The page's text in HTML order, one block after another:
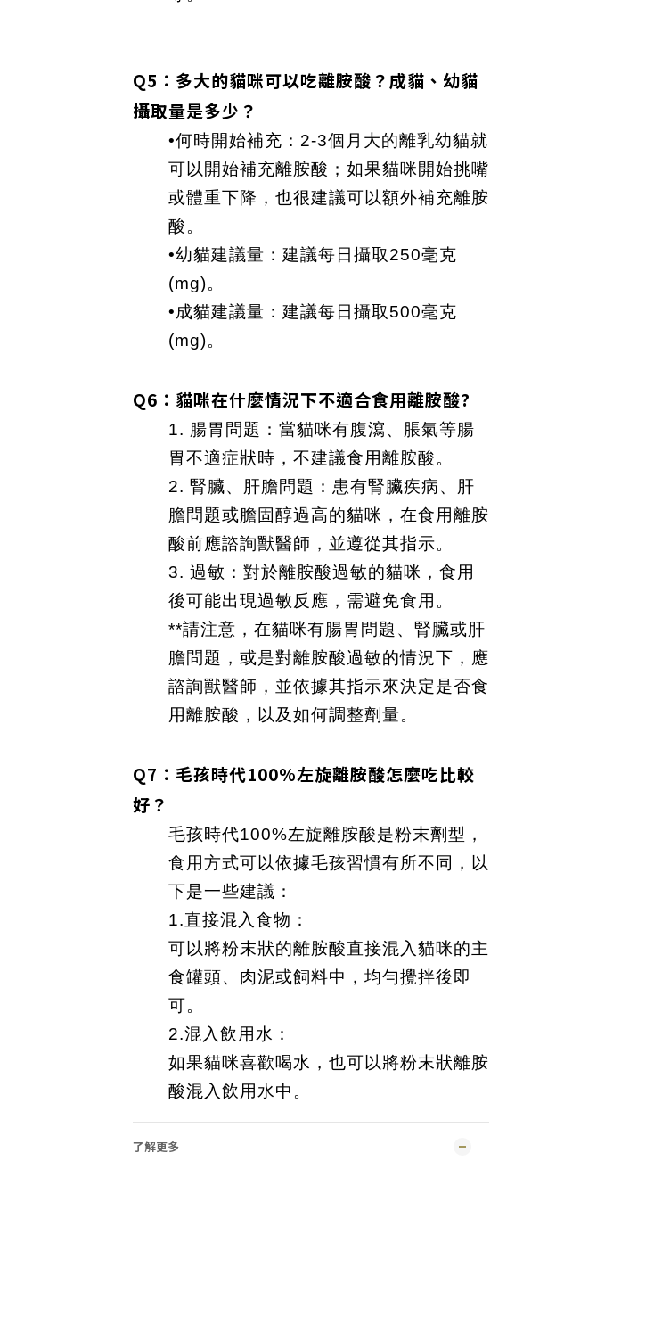
Q5：多大的貓咪可以吃離胺酸？成貓、幼貓
攝取量是多少？
•何時開始補充：2-3個月大的離乳幼貓就
可以開始補充離胺酸；如果貓咪開始挑嘴
或體重下降，也很建議可以額外補充離胺
酸。
•幼貓建議量：建議每日攝取250毫克
(mg)。
•成貓建議量：建議每日攝取500毫克
(mg)。
Q6：貓咪在什麼情況下不適合食用離胺酸?
1. 腸胃問題：當貓咪有腹瀉、脹氣等腸
胃不適症狀時，不建議食用離胺酸。
2. 腎臟、肝膽問題：患有腎臟疾病、肝
膽問題或膽固醇過高的貓咪，在食用離胺
酸前應諮詢獸醫師，並遵從其指示。
3. 過敏：對於離胺酸過敏的貓咪，食用
後可能出現過敏反應，需避免食用。
**請注意，在貓咪有腸胃問題、腎臟或肝
膽問題，或是對離胺酸過敏的情況下，應
諮詢獸醫師，並依據其指示來決定是否食
用離胺酸，以及如何調整劑量。
Q7：毛孩時代100%左旋離胺酸怎麼吃比較
好？
毛孩時代100%左旋離胺酸是粉末劑型，
食用方式可以依據毛孩習慣有所不同，以
下是一些建議：
1.直接混入食物：
可以將粉末狀的離胺酸直接混入貓咪的主
食罐頭、肉泥或飼料中，均勻攪拌後即
可。
2.混入飲用水：
如果貓咪喜歡喝水，也可以將粉末狀離胺
酸混入飲用水中。
了解更多